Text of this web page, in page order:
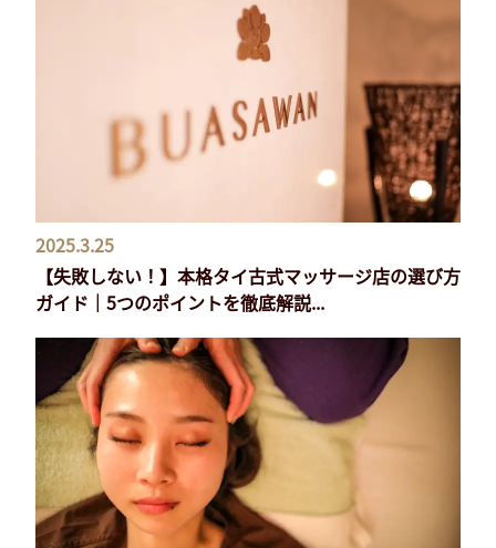
2025.3.25
【失敗しない！】本格タイ古式マッサージ店の選び方
ガイド｜5つのポイントを徹底解説...